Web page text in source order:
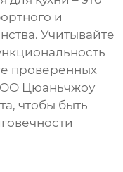
и
Учитывайте
проверенных
Цюаньчжоу
чтобы быть